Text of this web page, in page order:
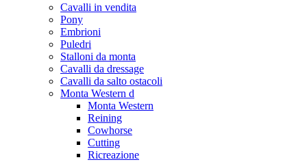
Cavalli in vendita
Pony
Embrioni
Puledri
Stalloni da monta
Cavalli da dressage
Cavalli da salto ostacoli
Monta Western d
Monta Western
Reining
Cowhorse
Cutting
Ricreazione